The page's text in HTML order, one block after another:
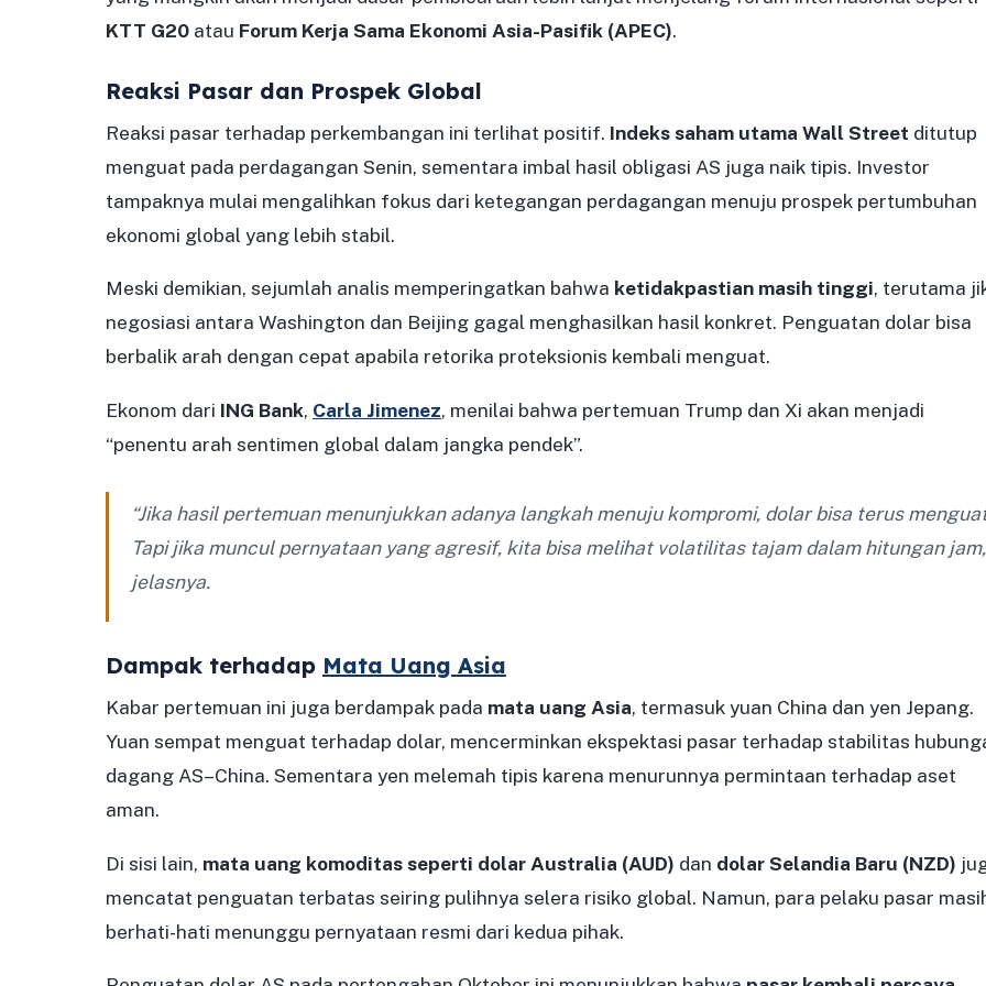
KTT G20 atau Forum Kerja Sama Ekonomi Asia-Pasifik (APEC).
Reaksi Pasar dan Prospek Global
Reaksi pasar terhadap perkembangan ini terlihat positif. Indeks saham utama Wall Street ditutup
menguat pada perdagangan Senin, sementara imbal hasil obligasi AS juga naik tipis. Investor
tampaknya mulai mengalihkan fokus dari ketegangan perdagangan menuju prospek pertumbuhan
ekonomi global yang lebih stabil.
Meski demikian, sejumlah analis memperingatkan bahwa ketidakpastian masih tinggi, terutama
negosiasi antara Washington dan Beijing gagal menghasilkan hasil konkret. Penguatan dolar bisa
berbalik arah dengan cepat apabila retorika proteksionis kembali menguat.
Ekonom dari ING Bank, Carla Jimenez, menilai bahwa pertemuan Trump dan Xi akan menjadi
“penentu arah sentimen global dalam jangka pendek”.
“Jika hasil pertemuan menunjukkan adanya langkah menuju kompromi, dolar bisa terus
Tapi jika muncul pernyataan yang agresif, kita bisa melihat volatilitas tajam dalam hitungan
jelasnya.
Dampak terhadap Mata Uang Asia
Kabar pertemuan ini juga berdampak pada mata uang Asia, termasuk yuan China dan yen Jepang.
Yuan sempat menguat terhadap dolar, mencerminkan ekspektasi pasar terhadap stabilitas
dagang AS–China. Sementara yen melemah tipis karena menurunnya permintaan terhadap aset
aman.
Di sisi lain, mata uang komoditas seperti dolar Australia (AUD) dan dolar Selandia Baru (NZD)
mencatat penguatan terbatas seiring pulihnya selera risiko global. Namun, para pelaku pasar
berhati-hati menunggu pernyataan resmi dari kedua pihak.